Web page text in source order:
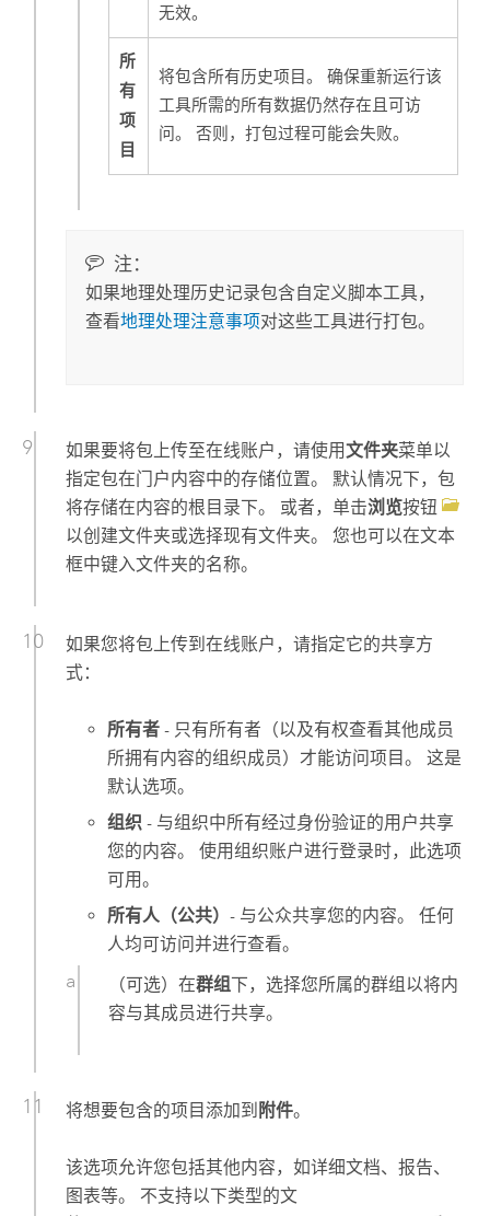
无效。
所
有
项
目
将包含所有历史项目。 确保重新运行该
工具所需的所有数据仍然存在且可访
问。 否则，打包过程可能会失败。
注：
如果地理处理历史记录包含自定义脚本工具，
查看地理处理注意事项对这些工具进行打包。
如果要将包上传至在线账户，请使用文件夹菜单以
指定包在门户内容中的存储位置。 默认情况下，包
将存储在内容的根目录下。 或者，单击浏览按钮
以创建文件夹或选择现有文件夹。 您也可以在文本
框中键入文件夹的名称。
如果您将包上传到在线账户，请指定它的共享方
式：
所有者 - 只有所有者（以及有权查看其他成员
所拥有内容的组织成员）才能访问项目。 这是
默认选项。
组织 - 与组织中所有经过身份验证的用户共享
您的内容。 使用组织账户进行登录时，此选项
可用。
所有人（公共）- 与公众共享您的内容。 任何
人均可访问并进行查看。
（可选）在群组下，选择您所属的群组以将内
容与其成员进行共享。
将想要包含的项目添加到 附件。
该选项允许您包括其他内容，如详细文档、报告、
图表等。 不支持以下类型的文